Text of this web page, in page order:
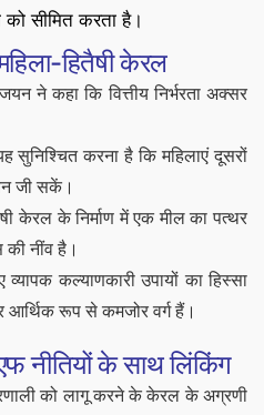
को सीमित करता है।
हितैषी केरल
ने कहा कि वित्तीय निर्भरता अक्सर
सुनिश्चित करना है कि महिलाएं दूसरों
जी सकें।
केरल के निर्माण में एक मील का पत्थर
की नींव है।
व्यापक कल्याणकारी उपायों का हिस्सा
आर्थिक रूप से कमजोर वर्ग हैं।
नीतियों के साथ लिंकिंग
को लागू करने के केरल के अग्रणी